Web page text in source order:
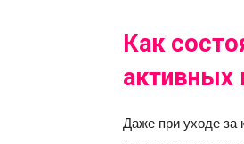
Как
активных
Даже при уходе за